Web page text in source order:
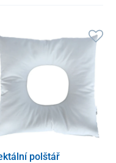
polštář